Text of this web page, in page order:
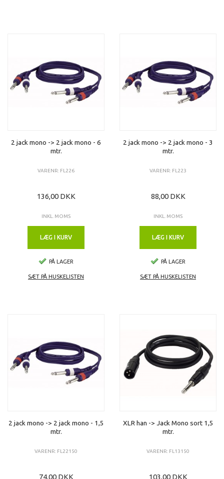
2 jack mono -> 2 jack mono - 6
mtr.
VARENR: FL226
136,00 DKK
INKL. MOMS
LÆG I KURV
PÅ LAGER
SÆT PÅ HUSKELISTEN
2 jack mono -> 2 jack mono - 3
mtr.
VARENR: FL223
88,00 DKK
INKL. MOMS
LÆG I KURV
PÅ LAGER
SÆT PÅ HUSKELISTEN
2 jack mono -> 2 jack mono - 1,5
mtr.
VARENR: FL22150
74,00 DKK
XLR han -> Jack Mono sort 1,5
mtr.
VARENR: FL13150
103,00 DKK